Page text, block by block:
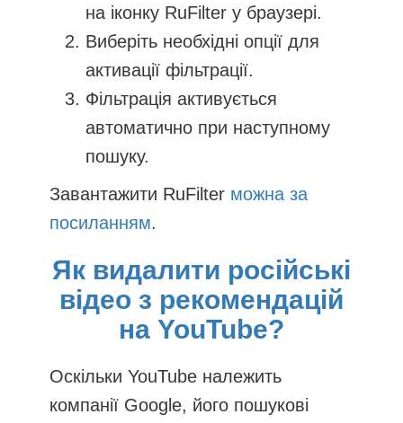
на іконку RuFilter у браузері.
Виберіть необхідні опції для
активації фільтрації.
Фільтрація активується
автоматично при наступному
пошуку.
Завантажити RuFilter можна за
посиланням.
Як видалити російські
відео з рекомендацій
на YouTube?
Оскільки YouTube належить
компанії Google, його пошукові